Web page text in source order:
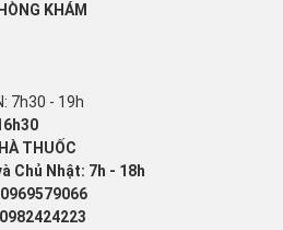
KHÁM
7h30 - 19h
THUỐC
Chủ Nhật: 7h - 18h